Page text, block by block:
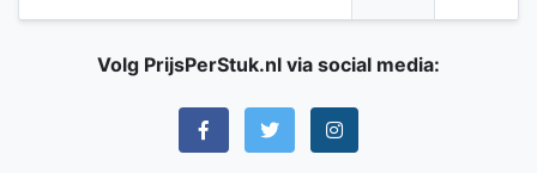
Volg PrijsPerStuk.nl via social media: